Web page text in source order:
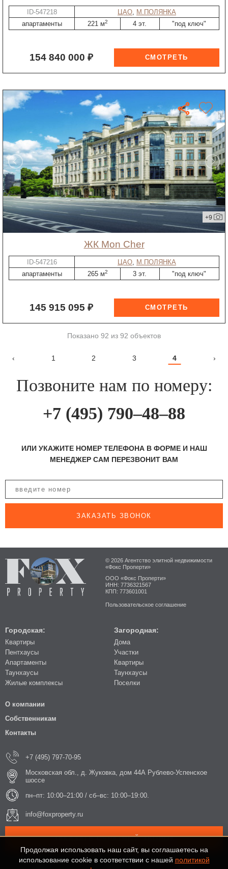
ID-547218 ЦАО, М.ПОЛЯНКА
апартаменты
221 м2 4 эт. "под ключ"
154 840 000 ₽
+9
ЖК Mon Cher
ID-547216 ЦАО, М.ПОЛЯНКА
апартаменты
265 м2 3 эт. "под ключ"
145 915 095 ₽
Показано 92 из 92 объектов
‹ 1 2 3 4 ›
Позвоните нам по номеру:
+7 (495) 790–48–88
ИЛИ УКАЖИТЕ НОМЕР ТЕЛЕФОНА В ФОРМЕ И НАШ
МЕНЕДЖЕР САМ ПЕРЕЗВОНИТ ВАМ
ЗАКАЗАТЬ ЗВОНОК
© 2026 Агентство элитной недвижимости
«Фокс Проперти»
ООО «Фокс Проперти»
ИНН: 7736321567
КПП: 773601001
Пользовательское соглашение
Городская:
Квартиры
Пентхаусы
Апартаменты
Таунхаусы
Жилые комплексы
Загородная:
Дома
Участки
Квартиры
Таунхаусы
Поселки
О компании
Собственникам
Контакты
+7 (495) 797-70-95
Московская обл., д. Жуковка, дом 44А Рублево-Успенское
шоссе
пн–пт: 10:00–21:00 / сб–вс: 10:00–19:00.
info@foxproperty.ru
ЗАКАЗАТЬ ОБРАТНЫЙ ЗВОНОК
Продолжая использовать наш сайт, вы соглашаетесь на
использование cookie в соответствии с нашей политикой